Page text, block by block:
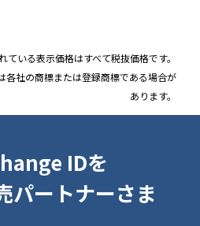
いる表示価格はすべて税抜価格です。
社の商標または登録商標である場合が
あります。
IDを
パートナーさま